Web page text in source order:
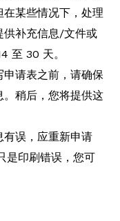
某些情况下，处理
供补充信息/文件或
至 30 天。
申请表之前，请确保
稍后，您将提供这
有误，应重新申请
是印刷错误，您可